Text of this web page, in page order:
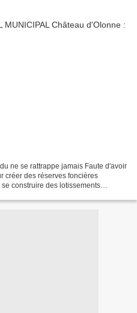
ne se rattrappe jamais Faute d'avoir
créer des réserves foncières
construire des lotissements